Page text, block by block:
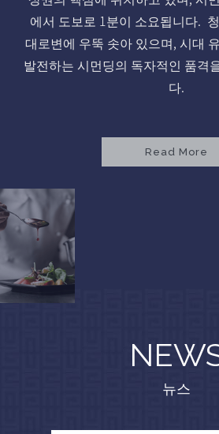
에서 도보로 1분이 소요됩니다.
대로변에 우뚝 솟아 있으며, 시대
발전하는 시먼딩의 독자적인 품격
다.
Read More
뉴스